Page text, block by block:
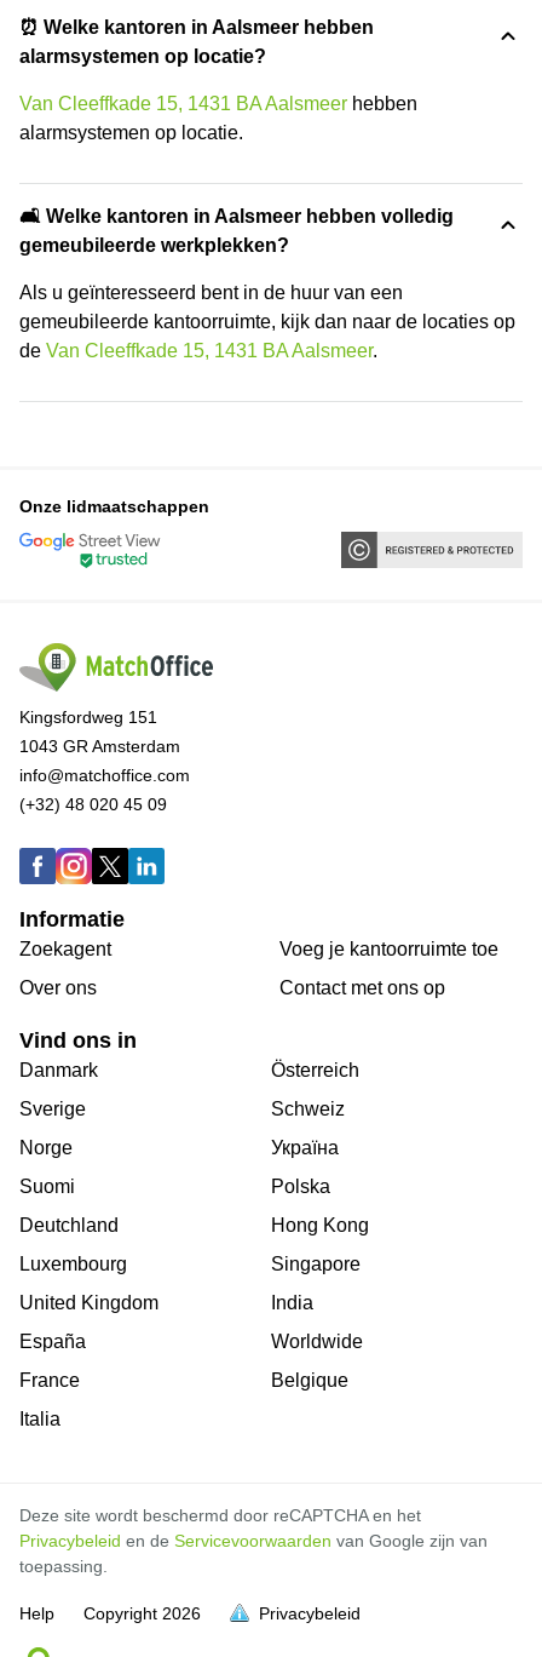
⏰ Welke kantoren in Aalsmeer hebben
alarmsystemen op locatie?
Van Cleeffkade 15, 1431 BA Aalsmeer hebben
alarmsystemen op locatie.
🛋️ Welke kantoren in Aalsmeer hebben volledig
gemeubileerde werkplekken?
Als u geïnteresseerd bent in de huur van een
gemeubileerde kantoorruimte, kijk dan naar de locaties op
de Van Cleeffkade 15, 1431 BA Aalsmeer.
Onze lidmaatschappen
Kingsfordweg 151
1043 GR Amsterdam
info@matchoffice.com
(+32) 48 020 45 09
Informatie
Zoekagent
Over ons
Voeg je kantoorruimte toe
Сontact met ons op
Vind ons in
Danmark
Sverige
Norge
Suomi
Deutchland
Luxembourg
United Kingdom
España
France
Italia
Österreich
Schweiz
Україна
Polska
Hong Kong
Singapore
India
Worldwide
Belgique
Deze site wordt beschermd door reCAPTCHA en het
Privacybeleid en de Servicevoorwaarden van Google zijn van
toepassing.
Help Copyright 2026 Privacybeleid